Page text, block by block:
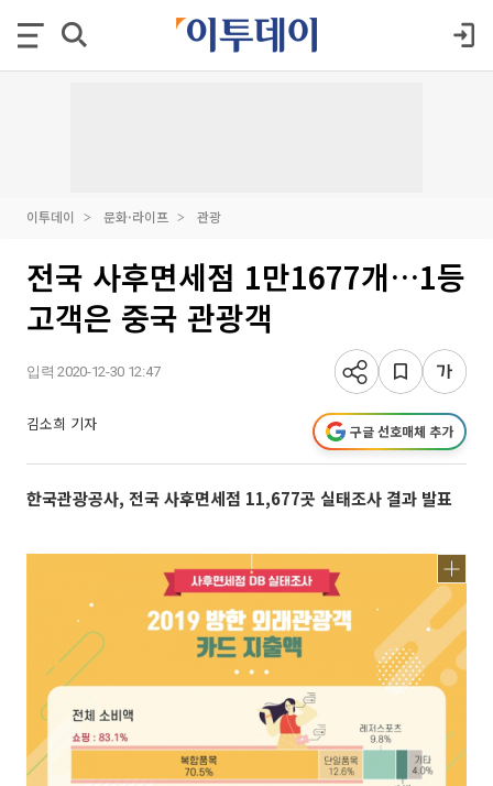
이투데이 문화·라이프 관광
전국 사후면세점 1만1677개…1등
고객은 중국 관광객
입력 2020-12-30 12:47
김소희 기자 구글 선호매체 추가
한국관광공사, 전국 사후면세점 11,677곳 실태조사 결과 발표